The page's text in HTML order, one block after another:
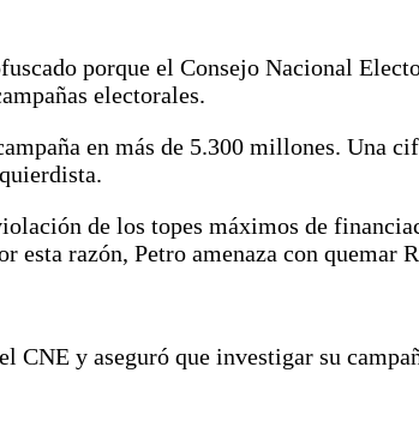
porque el Consejo Nacional
electorales.
en más de 5.300 millones. Una
de los topes máximos de
esta razón, Petro amenaza con quemar
y aseguró que investigar su